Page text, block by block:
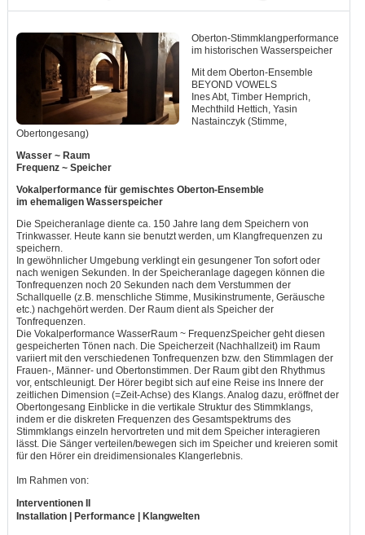
Oberton-Stimmklangperformance
im historischen Wasserspeicher
Mit dem Oberton-Ensemble
BEYOND VOWELS
Ines Abt, Timber Hemprich,
Mechthild Hettich, Yasin
Nastainczyk (Stimme,
Obertongesang)
Wasser ~ Raum
Frequenz ~ Speicher
Vokalperformance für gemischtes Oberton-Ensemble
im ehemaligen Wasserspeicher
Die Speicheranlage diente ca. 150 Jahre lang dem Speichern von
Trinkwasser. Heute kann sie benutzt werden, um Klangfrequenzen zu
speichern.
In gewöhnlicher Umgebung verklingt ein gesungener Ton sofort oder
nach wenigen Sekunden. In der Speicheranlage dagegen können die
Tonfrequenzen noch 20 Sekunden nach dem Verstummen der
Schallquelle (z.B. menschliche Stimme, Musikinstrumente, Geräusche
etc.) nachgehört werden. Der Raum dient als Speicher der
Tonfrequenzen.
Die Vokalperformance WasserRaum ~ FrequenzSpeicher geht diesen
gespeicherten Tönen nach. Die Speicherzeit (Nachhallzeit) im Raum
variiert mit den verschiedenen Tonfrequenzen bzw. den Stimmlagen der
Frauen-, Männer- und Obertonstimmen. Der Raum gibt den Rhythmus
vor, entschleunigt. Der Hörer begibt sich auf eine Reise ins Innere der
zeitlichen Dimension (=Zeit-Achse) des Klangs. Analog dazu, eröffnet der
Obertongesang Einblicke in die vertikale Struktur des Stimmklangs,
indem er die diskreten Frequenzen des Gesamtspektrums des
Stimmklangs einzeln hervortreten und mit dem Speicher interagieren
lässt. Die Sänger verteilen/bewegen sich im Speicher und kreieren somit
für den Hörer ein dreidimensionales Klangerlebnis.
Im Rahmen von:
Interventionen II
Installation | Performance | Klangwelten